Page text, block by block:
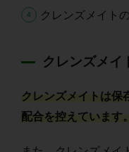
クレンズメイト
クレンズメイ
クレンズメイトは保
配合を控えています。